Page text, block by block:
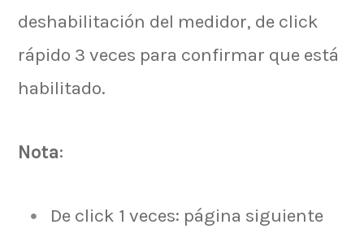
deshabilitación del medidor, de click
rápido 3 veces para confirmar que está
habilitado.
Nota:
De click 1 veces: página siguiente